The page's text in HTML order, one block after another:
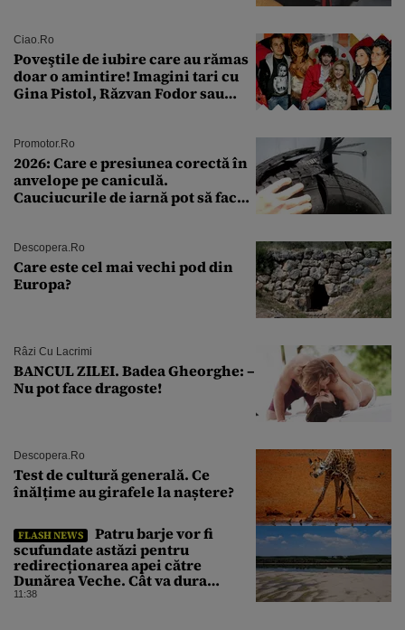
Ciao.ro
Poveştile de iubire care au rămas
doar o amintire! Imagini tari cu
Gina Pistol, Răzvan Fodor sau
Promotor.ro
2026: Care e presiunea corectă în
anvelope pe caniculă.
Cauciucurile de iarnă pot să facă
Descopera.ro
Care este cel mai vechi pod din
Europa?
Râzi Cu Lacrimi
BANCUL ZILEI. Badea Gheorghe: –
Nu pot face dragoste!
Descopera.ro
Test de cultură generală. Ce
înălțime au girafele la naștere?
FLASH NEWS
Patru barje vor fi
scufundate astăzi pentru
redirecționarea apei către
Dunărea Veche. Cât va dura
operațiunea
11:38